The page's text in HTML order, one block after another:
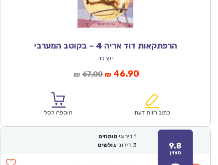
הרפתקאות דוד אריה 4 – בקוטב המערבי
ינץ לוי
₪ 67.00המחיר
₪67.00.
₪ 46.90המחיר
הוא:
כתוב חוות דעת הוספה לסל
9.8
מצוין
1 דירוגי מומחים
3 דירוגי גולשים